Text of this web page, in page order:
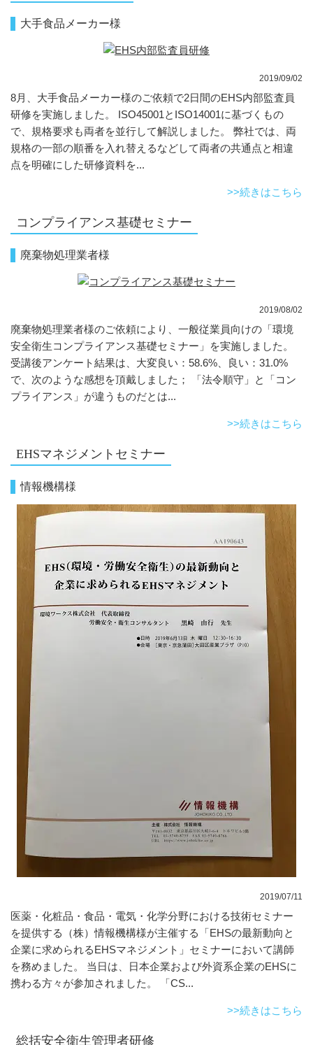
大手食品メーカー様
2019/09/02
8月、大手食品メーカー様のご依頼で2日間のEHS内部監査員
研修を実施しました。 ISO45001とISO14001に基づくもの
で、規格要求も両者を並行して解説しました。 弊社では、両
規格の一部の順番を入れ替えるなどして両者の共通点と相違
点を明確にした研修資料を...
>>続きはこちら
コンプライアンス基礎セミナー
廃棄物処理業者様
2019/08/02
廃棄物処理業者様のご依頼により、一般従業員向けの「環境
安全衛生コンプライアンス基礎セミナー」を実施しました。
受講後アンケート結果は、大変良い：58.6%、良い：31.0%
で、次のような感想を頂戴しました； 「法令順守」と「コン
プライアンス」が違うものだとは...
>>続きはこちら
EHSマネジメントセミナー
情報機構様
2019/07/11
医薬・化粧品・食品・電気・化学分野における技術セミナー
を提供する（株）情報機構様が主催する「EHSの最新動向と
企業に求められるEHSマネジメント」セミナーにおいて講師
を務めました。 当日は、日本企業および外資系企業のEHSに
携わる方々が参加されました。 「CS...
>>続きはこちら
総括安全衛生管理者研修